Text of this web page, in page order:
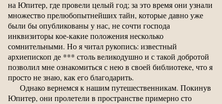
на Юпитер, где провели целый год; за это время они узнали
множество прелюбопытнейших тайн, которые давно уже
были бы опубликованы у нас, не сочти господа
инквизиторы кое-какие положения несколько
сомнительными. Но я читал рукопись: известный
архиепископ де *** столь великодушно и с такой добротой
позволил мне ознакомиться с нею в своей библиотеке, что я
просто не знаю, как его благодарить.
Однако вернемся к нашим путешественникам. Покинув
Юпитер, они пролетели в пространстве примерно сто